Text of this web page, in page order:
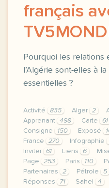
français
Pourquoi les relations
l’Algérie sont-elles à
essentielles ?
Activité 835 Alger 2
Apprenant
498 Carte 61
Consigne
150 Exposé
France
270 Infographie
Inviter
61 Liens 6
Page
253 Paris 110
Partenaires
2 Pétrole 5
Réponses
71 Sahel 4